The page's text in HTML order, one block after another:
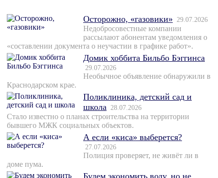
Осторожно, «газовики» 29.07.2026
Недобросовестные компании
рассылают абонентам уведомления о
«составлении документа о неучастии в графике работ».
Домик хоббита Бильбо Бэггинса
29.07.2026
Необычное объявление обнаружили в
Краснодарском крае.
Поликлиника, детский сад и
школа 28.07.2026
Стало известно о планах строительства на территории
бывшего МЖК социальных объектов.
А если «киса» выберется?
27.07.2026
Полиция проверяет, не живёт ли в
доме пума.